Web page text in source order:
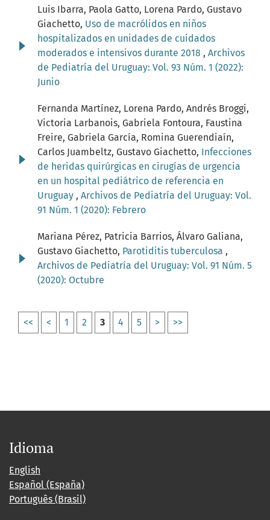
Luis Ibarra, Paola Gatto, Lorena Pardo, Gustavo
Giachetto, Uso de macrólidos en niños
hospitalizados en unidades de cuidados
moderados e intensivos durante 2018 , Archivos
de Pediatría del Uruguay: Vol. 93 Núm. 1 (2022):
Junio
Fernanda Martínez, Lorena Pardo, Andrés Broggi,
Victoria Larbanois, Gabriela Fontoura, Faustina
Freire, Gabriela García, Romina Guerendiaín,
Carlos Juambeltz, Gustavo Giachetto, Infecciones
de heridas quirúrgicas en cirugías de urgencia
en un hospital pediátrico de referencia en
Uruguay , Archivos de Pediatría del Uruguay: Vol.
91 Núm. 1 (2020): Febrero
Mariana Pérez, Patricia Barrios, Álvaro Galiana,
Gustavo Giachetto, Parotiditis tuberculosa ,
Archivos de Pediatría del Uruguay: Vol. 91 Núm. 5
(2020): Octubre
<< < 1 2 3 4 5 > >>
Idioma
English
Español (España)
Português (Brasil)